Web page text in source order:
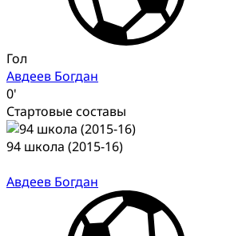
Гол
Авдеев Богдан
0'
Стартовые составы
94 школа (2015-16)
Авдеев Богдан